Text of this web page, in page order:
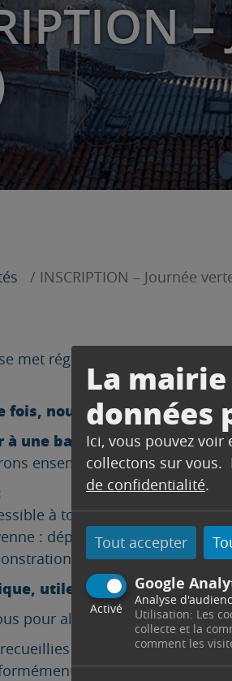
La
données
Ici, vous pouvez
collectons sur vous.
de confidentialité.
Tout accepter
Google
Activé
Analyse
Utilisation: Les
collecte et la
comment les
INSCRIPTION – Journée
met régulièrement notre
fois, nous ouvrons ces
à une balade conviviale et
ensemble pour préserver la
à tous, accompagnée
: dépollution du sentier
activités et
utile et enrichissant à
pour allier nature, patrimoine
dans ce formulaire
au Règlement